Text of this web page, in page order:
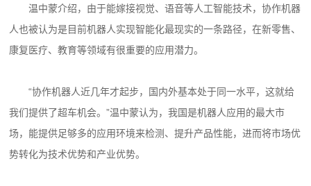
温中蒙介绍，由于能嫁接视觉、语音等人工智能技术，协作机器
人也被认为是目前机器人实现智能化最现实的一条路径，在新零售、
康复医疗、教育等领域有很重要的应用潜力。
“协作机器人近几年才起步，国内外基本处于同一水平，这就给
我们提供了超车机会。”温中蒙认为，我国是机器人应用的最大市
场，能提供足够多的应用环境来检测、提升产品性能，进而将市场优
势转化为技术优势和产业优势。